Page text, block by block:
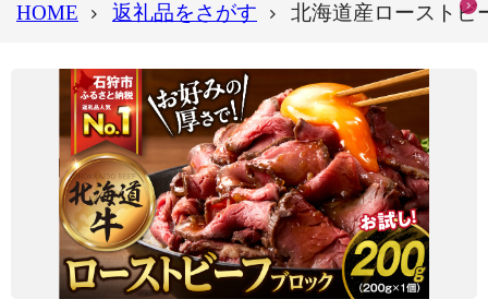
HOME 返礼品をさがす 北海道産ローストビ